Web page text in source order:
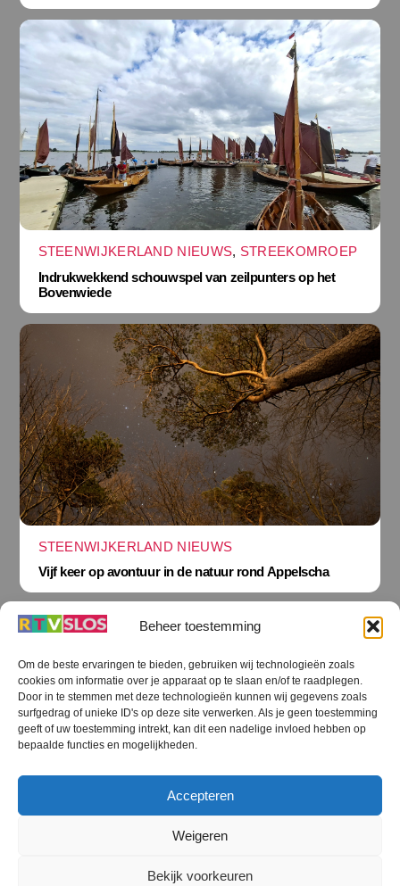
Beheer toestemming
Om de beste ervaringen te bieden, gebruiken wij technologieën zoals
cookies om informatie over je apparaat op te slaan en/of te raadplegen.
Door in te stemmen met deze technologieën kunnen wij gegevens zoals
surfgedrag of unieke ID's op deze site verwerken. Als je geen toestemming
geeft of uw toestemming intrekt, kan dit een nadelige invloed hebben op
bepaalde functies en mogelijkheden.
Accepteren
Weigeren
Bekijk voorkeuren
STEENWIJKERLAND NIEUWS, STREEKOMROEP
Indrukwekkend schouwspel van zeilpunters op het
Bovenwiede
STEENWIJKERLAND NIEUWS
Vijf keer op avontuur in de natuur rond Appelscha
Terug
naar
boven
RTV SLOS
RTV SLOS ANBI